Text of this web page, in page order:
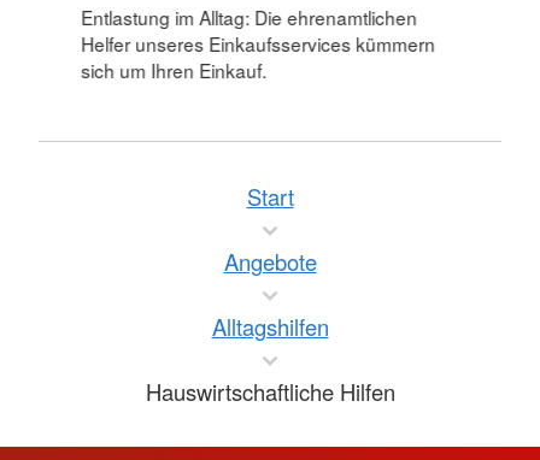
Entlastung im Alltag: Die ehrenamtlichen
Helfer unseres Einkaufsservices kümmern
sich um Ihren Einkauf.
Start
Angebote
Alltagshilfen
Hauswirtschaftliche Hilfen